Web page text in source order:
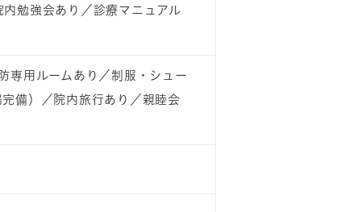
勉強会あり／診療マニュアル
専用ルームあり／制服・シュー
備）／院内旅行あり／親睦会